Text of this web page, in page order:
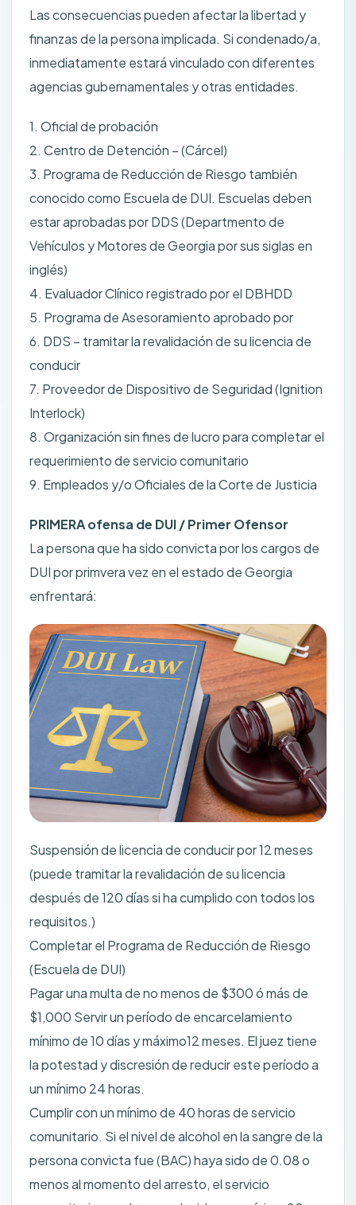
Las consecuencias pueden afectar la libertad y
finanzas de la persona implicada. Si condenado/a,
inmediatamente estará vinculado con diferentes
agencias gubernamentales y otras entidades.
1. Oficial de probación
2. Centro de Detención – (Cárcel)
3. Programa de Reducción de Riesgo también
conocido como Escuela de DUI. Escuelas deben
estar aprobadas por DDS (Departmento de
Vehículos y Motores de Georgia por sus siglas en
inglés)
4. Evaluador Clínico registrado por el DBHDD
5. Programa de Asesoramiento aprobado por
6. DDS – tramitar la revalidación de su licencia de
conducir
7. Proveedor de Dispositivo de Seguridad (Ignition
Interlock)
8. Organización sin fines de lucro para completar el
requerimiento de servicio comunitario
9. Empleados y/o Oficiales de la Corte de Justicia
PRIMERA ofensa de DUI / Primer Ofensor
La persona que ha sido convicta por los cargos de
DUI por primvera vez en el estado de Georgia
enfrentará:
Suspensión de licencia de conducir por 12 meses
(puede tramitar la revalidación de su licencia
después de 120 días si ha cumplido con todos los
requisitos.)
Completar el Programa de Reducción de Riesgo
(Escuela de DUI)
Pagar una multa de no menos de $300 ó más de
$1,000 Servir un período de encarcelamiento
mínimo de 10 días y máximo12 meses. El juez tiene
la potestad y discresión de reducir este período a
un mínimo 24 horas.
Cumplir con un mínimo de 40 horas de servicio
comunitario. Si el nivel de alcohol en la sangre de la
persona convicta fue (BAC) haya sido de 0.08 o
menos al momento del arresto, el servicio